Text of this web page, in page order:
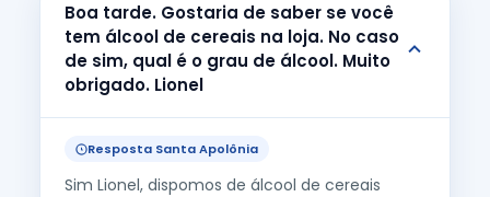
Boa tarde. Gostaria de saber se você
tem álcool de cereais na loja. No caso
de sim, qual é o grau de álcool. Muito
obrigado. Lionel
Resposta Santa Apolônia
Sim Lionel, dispomos de álcool de cereais